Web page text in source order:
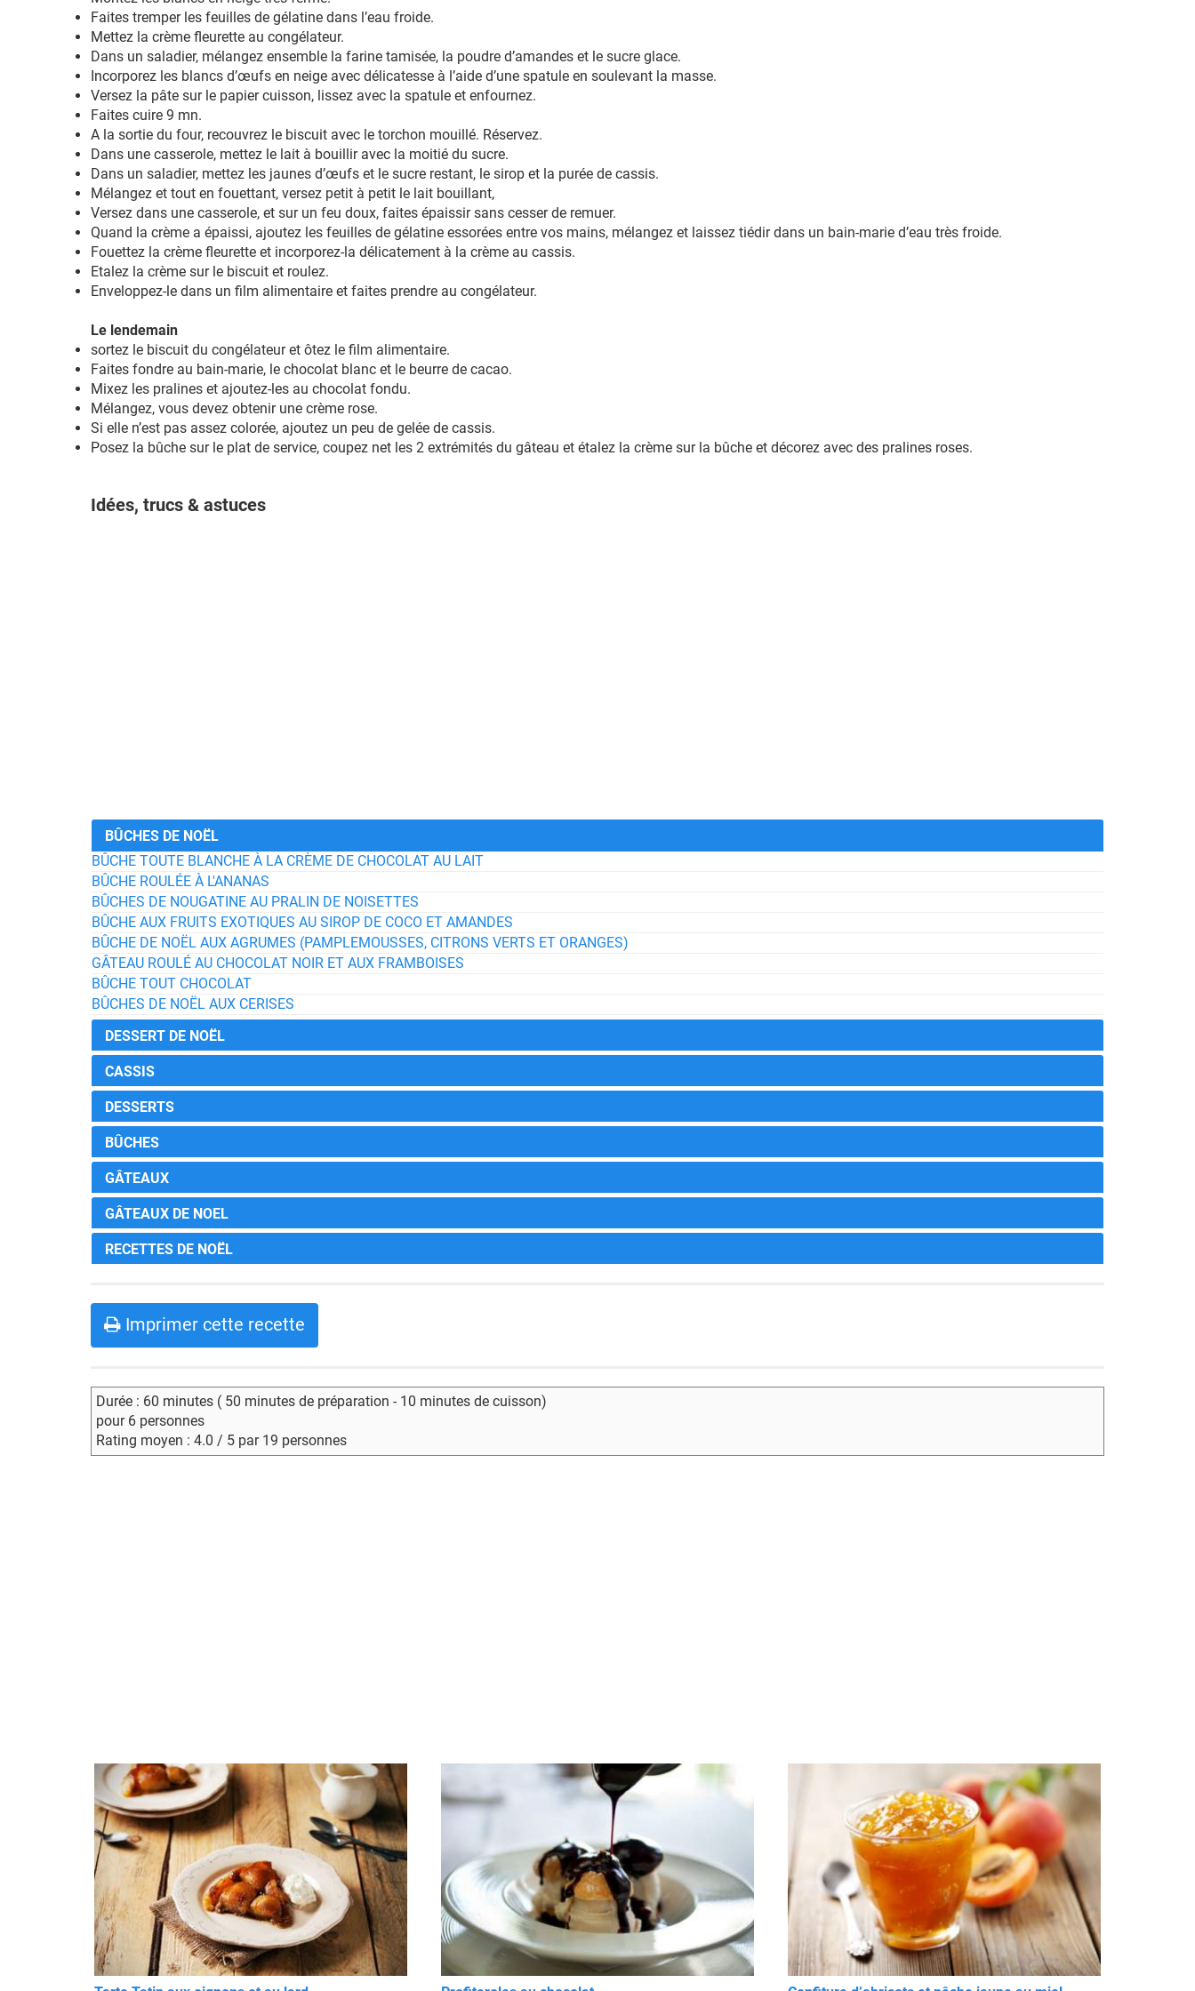
Faites tremper les feuilles de gélatine dans l’eau froide.
Mettez la crème fleurette au congélateur.
Dans un saladier, mélangez ensemble la farine tamisée, la poudre d’amandes et le sucre glace.
Incorporez les blancs d’œufs en neige avec délicatesse à l’aide d’une spatule en soulevant la masse.
Versez la pâte sur le papier cuisson, lissez avec la spatule et enfournez.
Faites cuire 9 mn.
A la sortie du four, recouvrez le biscuit avec le torchon mouillé. Réservez.
Dans une casserole, mettez le lait à bouillir avec la moitié du sucre.
Dans un saladier, mettez les jaunes d’œufs et le sucre restant, le sirop et la purée de cassis.
Mélangez et tout en fouettant, versez petit à petit le lait bouillant,
Versez dans une casserole, et sur un feu doux, faites épaissir sans cesser de remuer.
Quand la crème a épaissi, ajoutez les feuilles de gélatine essorées entre vos mains, mélangez et laissez tiédir dans un bain-marie d’eau très froide.
Fouettez la crème fleurette et incorporez-la délicatement à la crème au cassis.
Etalez la crème sur le biscuit et roulez.
Enveloppez-le dans un film alimentaire et faites prendre au congélateur.
Le lendemain
sortez le biscuit du congélateur et ôtez le film alimentaire.
Faites fondre au bain-marie, le chocolat blanc et le beurre de cacao.
Mixez les pralines et ajoutez-les au chocolat fondu.
Mélangez, vous devez obtenir une crème rose.
Si elle n’est pas assez colorée, ajoutez un peu de gelée de cassis.
Posez la bûche sur le plat de service, coupez net les 2 extrémités du gâteau et étalez la crème sur la bûche et décorez avec des pralines roses.
Idées, trucs & astuces
BÛCHES DE NOËL
BÛCHE TOUTE BLANCHE À LA CRÈME DE CHOCOLAT AU LAIT
BÛCHE ROULÉE À L'ANANAS
BÛCHES DE NOUGATINE AU PRALIN DE NOISETTES
BÛCHE AUX FRUITS EXOTIQUES AU SIROP DE COCO ET AMANDES
BÛCHE DE NOËL AUX AGRUMES (PAMPLEMOUSSES, CITRONS VERTS ET ORANGES)
GÂTEAU ROULÉ AU CHOCOLAT NOIR ET AUX FRAMBOISES
BÛCHE TOUT CHOCOLAT
BÛCHES DE NOËL AUX CERISES
DESSERT DE NOËL
CASSIS
DESSERTS
BÛCHES
GÂTEAUX
GÂTEAUX DE NOEL
RECETTES DE NOËL
Imprimer cette recette
Durée : 60 minutes ( 50 minutes de préparation - 10 minutes de cuisson)
pour 6 personnes
Rating moyen : 4.0 / 5 par 19 personnes